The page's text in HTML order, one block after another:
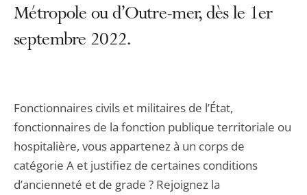
Métropole ou d’Outre-mer, dès le 1er
septembre 2022.
Fonctionnaires civils et militaires de l’État,
fonctionnaires de la fonction publique territoriale ou
hospitalière, vous appartenez à un corps de
catégorie A et justifiez de certaines conditions
d’ancienneté et de grade ? Rejoignez la